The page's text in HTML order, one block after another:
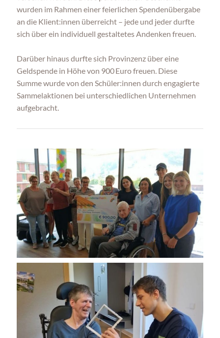
wurden im Rahmen einer feierlichen Spendenübergabe
an die Klient:innen überreicht – jede und jeder durfte
sich über ein individuell gestaltetes Andenken freuen.
Darüber hinaus durfte sich Provinzenz über eine
Geldspende in Höhe von 900 Euro freuen. Diese
Summe wurde von den Schüler:innen durch engagierte
Sammelaktionen bei unterschiedlichen Unternehmen
aufgebracht.